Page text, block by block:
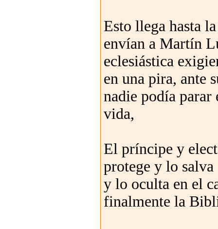
Esto llega hasta
envían a Martín
eclesiástica
en una pira, ante
nadie podía parar
vida,
El príncipe y
protege y lo salva
y lo oculta en el
finalmente la